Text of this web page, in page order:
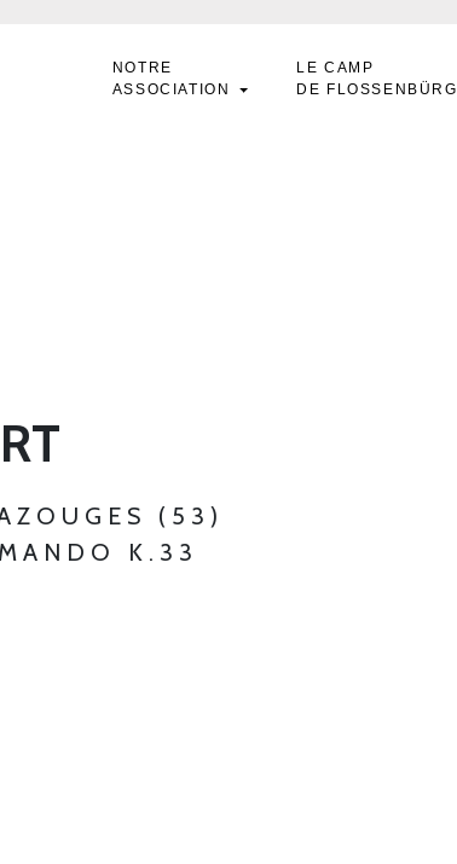
NOTRE
ASSOCIATION
LE CAMP
DE FLOSSENBÜRG
(53)
K.33